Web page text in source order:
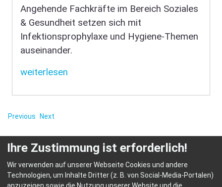
Angehende Fachkräfte im Bereich Soziales
& Gesundheit setzen sich mit
Infektionsprophylaxe und Hygiene-Themen
auseinander.
weiterlesen
Previous Next
Ihre Zustimmung ist erforderlich!
Wir verwenden auf unserer Webseite Cookies und andere
Technologien, um Inhalte Dritter (z. B. von Social-Media-Portalen)